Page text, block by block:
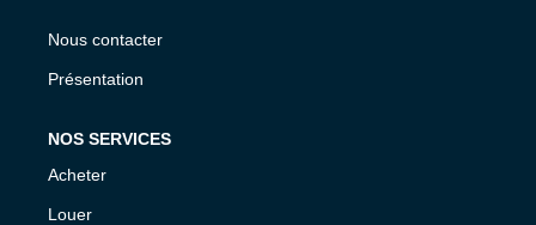
Nous contacter
Présentation
NOS SERVICES
Acheter
Louer